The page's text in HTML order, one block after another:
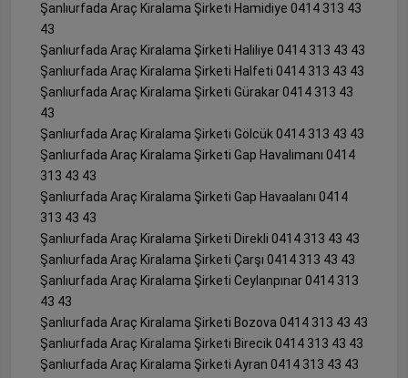
Şanlıurfada Araç Kiralama Şirketi Hamidiye 0414 313 43
43
Şanlıurfada Araç Kiralama Şirketi Haliliye 0414 313 43 43
Şanlıurfada Araç Kiralama Şirketi Halfeti 0414 313 43 43
Şanlıurfada Araç Kiralama Şirketi Gürakar 0414 313 43
43
Şanlıurfada Araç Kiralama Şirketi Gölcük 0414 313 43 43
Şanlıurfada Araç Kiralama Şirketi Gap Havalimanı 0414
313 43 43
Şanlıurfada Araç Kiralama Şirketi Gap Havaalanı 0414
313 43 43
Şanlıurfada Araç Kiralama Şirketi Direkli 0414 313 43 43
Şanlıurfada Araç Kiralama Şirketi Çarşı 0414 313 43 43
Şanlıurfada Araç Kiralama Şirketi Ceylanpınar 0414 313
43 43
Şanlıurfada Araç Kiralama Şirketi Bozova 0414 313 43 43
Şanlıurfada Araç Kiralama Şirketi Birecik 0414 313 43 43
Şanlıurfada Araç Kiralama Şirketi Ayran 0414 313 43 43